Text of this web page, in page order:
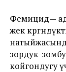
Фемицид—
жек
зордук-
койгондугу